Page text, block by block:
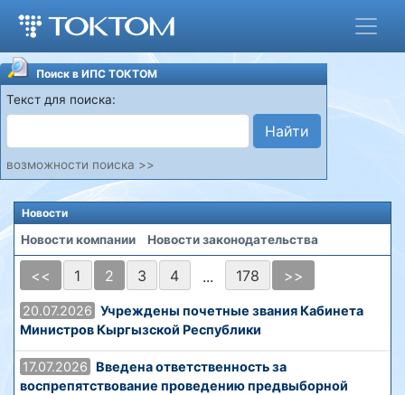
Поиск в ИПС ТОКТОМ
Текст для поиска:
Найти
возможности поиска >>
Новости
Новости компании Новости законодательства
<< 1 2 3 4 ... 178 >>
20.07.2026 Учреждены почетные звания Кабинета
Министров Кыргызской Республики
17.07.2026
Введена ответственность за
воспрепятствование проведению предвыборной